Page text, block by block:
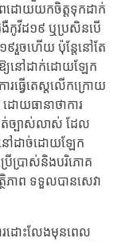
ដោយយកចិត្ត​ទុកដាក់​
កូវីដ១៩​ ឬប្រសិនបើ​
៩​រួចហើយ ​ប៉ុន្តែ​នៅតែ
ឱ្យនៅដាក់ដោយ​ឡែក​
រធ្វើតេស្ដ​លើកក្រោយ
ដោយធានាថា​ការ
ត់ច្បាស់លាស់​ ដែល
នៅដាច់ដោយឡែក​
ើប្រាស់​និងបរិភោគ​
ភាព​ ទទួលបាន​សេវា
ារ​ដោះលែង​មុនពេល​